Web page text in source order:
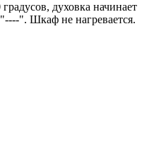
духовка начинает
". Шкаф не нагревается.